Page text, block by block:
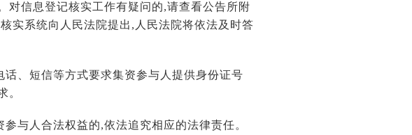
对信息登记核实工作有疑问的,请查看公告所附
实系统向人民法院提出,人民法院将依法及时答
、短信等方式要求集资参与人提供身份证号
。
与人合法权益的,依法追究相应的法律责任。